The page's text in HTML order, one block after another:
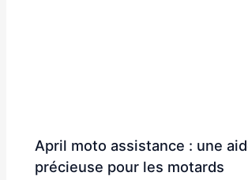
April moto assistance : une
précieuse pour les motards